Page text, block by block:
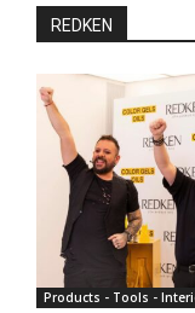
REDKEN
Products - Tools -